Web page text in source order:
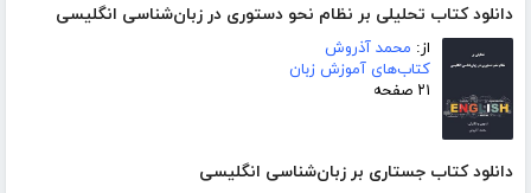
دانلود کتاب تحلیلی بر نظام نحو دستوری در زبان‌شناسی انگلیسی
از: محمد آذروش
کتاب‌های آموزش زبان
۲۱ صفحه
دانلود کتاب جستاری بر زبان‌شناسی انگلیسی